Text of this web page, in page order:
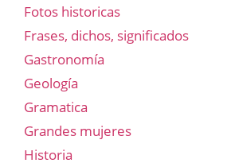
Fotos historicas
Frases, dichos, significados
Gastronomía
Geología
Gramatica
Grandes mujeres
Historia